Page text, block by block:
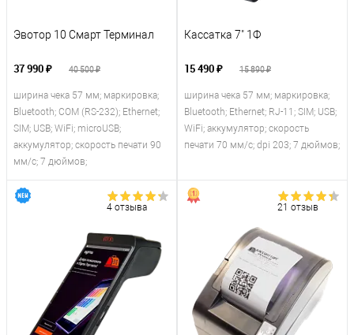
Эвотор 10 Смарт Терминал
37 990 ₽ 40 500 ₽
ширина чека 57 мм; маркировка;
Bluetooth; COM (RS-232); Ethernet;
SIM; USB; WiFi; microUSB;
аккумулятор; скорость печати 90
мм/с; 7 дюймов;
Кассатка 7" 1Ф
15 490 ₽ 15 890 ₽
ширина чека 57 мм; маркировка;
Bluetooth; Ethernet; RJ-11; SIM; USB;
WiFi; аккумулятор; скорость
печати 70 мм/с; dpi 203; 7 дюймов;
4 отзыва 21 отзыв